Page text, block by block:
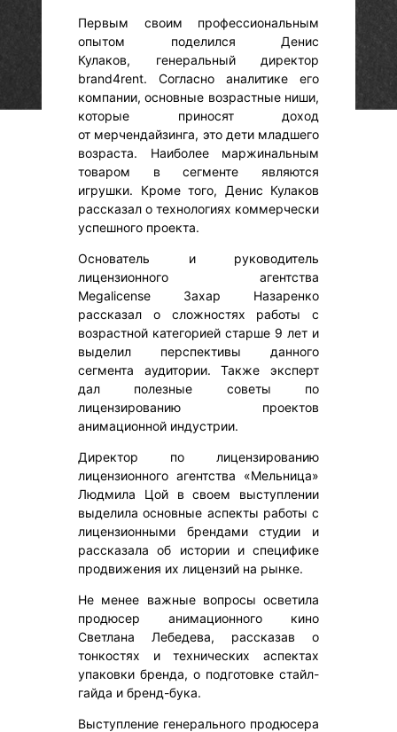
Первым своим профессиональным
опытом поделился Денис
Кулаков, генеральный директор
brand4rent. Согласно аналитике его
компании, основные возрастные ниши,
которые приносят доход
от мерчендайзинга, это дети младшего
возраста. Наиболее маржинальным
товаром в сегменте являются
игрушки. Кроме того, Денис Кулаков
рассказал о технологиях коммерчески
успешного проекта.
Основатель и руководитель
лицензионного агентства
Megalicense Захар Назаренко
рассказал о сложностях работы с
возрастной категорией старше 9 лет и
выделил перспективы данного
сегмента аудитории. Также эксперт
дал полезные советы по
лицензированию проектов
анимационной индустрии.
Директор по лицензированию
лицензионного агентства «Мельница»
Людмила Цой в своем выступлении
выделила основные аспекты работы с
лицензионными брендами студии и
рассказала об истории и специфике
продвижения их лицензий на рынке.
Не менее важные вопросы осветила
продюсер анимационного кино
Светлана Лебедева, рассказав о
тонкостях и технических аспектах
упаковки бренда, о подготовке стайл-
гайда и бренд-бука.
Выступление генерального продюсера